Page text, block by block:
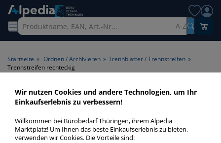
A-Z
Startseite » Ordnen / Archivieren » Trennblätter / Trennstreifen »
Trennstreifen rechteckig
Trennstreifen rechteckig >
Form rechteckig
Trennstreifen rechteckig in bester Qualität zum günstigen
Wir nutzen Cookies und andere Technologien, um Ihr
Einkaufserlebnis zu verbessern!
Willkommen bei Bürobedarf Thüringen, ihrem Alpedia
Marktplatz! Um Ihnen das beste Einkaufserlebnis zu bieten,
verwenden wir Cookies. Die Vorteile sind: